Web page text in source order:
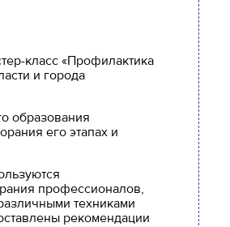
класс «Профилактика
и города
образования
его этапах и
профессионалов,
техниками
рекомендации